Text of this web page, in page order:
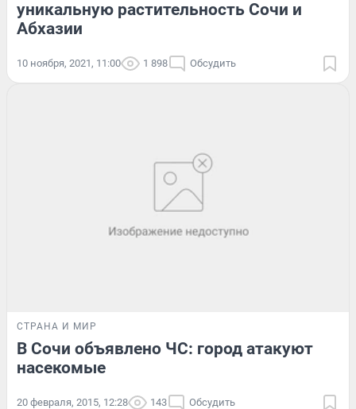
уникальную растительность Сочи и
Абхазии
10 ноября, 2021, 11:00 1 898 Обсудить
СТРАНА И МИР
В Сочи объявлено ЧС: город атакуют
насекомые
20 февраля, 2015, 12:28 143 Обсудить